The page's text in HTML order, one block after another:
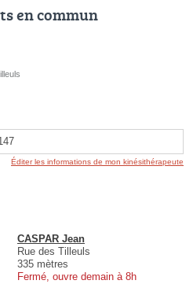
en commun
Éditer les informations de mon kinésithérapeute
CASPAR Jean
Rue des Tilleuls
335 mètres
Fermé, ouvre demain à 8h